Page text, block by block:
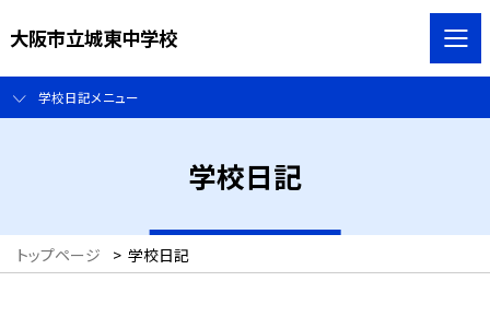
大阪市立城東中学校
学校日記メニュー
学校日記
トップページ > 学校日記